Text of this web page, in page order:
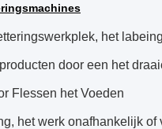
het
door een het
Flessen het Voeden
het werk onafhankelijk